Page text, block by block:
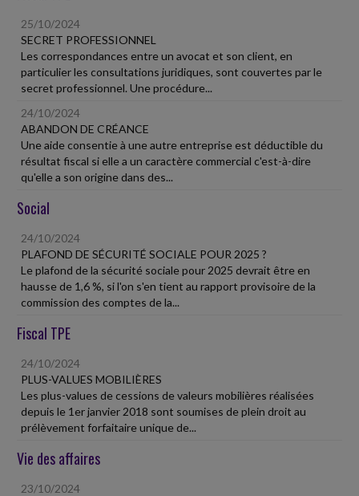
25/10/2024
SECRET PROFESSIONNEL
Les correspondances entre un avocat et son client, en
particulier les consultations juridiques, sont couvertes par le
secret professionnel. Une procédure...
24/10/2024
ABANDON DE CRÉANCE
Une aide consentie à une autre entreprise est déductible du
résultat fiscal si elle a un caractère commercial c'est-à-dire
qu'elle a son origine dans des...
Social
24/10/2024
PLAFOND DE SÉCURITÉ SOCIALE POUR 2025 ?
Le plafond de la sécurité sociale pour 2025 devrait être en
hausse de 1,6 %, si l'on s'en tient au rapport provisoire de la
commission des comptes de la...
Fiscal TPE
24/10/2024
PLUS-VALUES MOBILIÈRES
Les plus-values de cessions de valeurs mobilières réalisées
depuis le 1er janvier 2018 sont soumises de plein droit au
prélèvement forfaitaire unique de...
Vie des affaires
23/10/2024